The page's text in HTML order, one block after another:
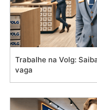
Trabalhe na Volg:
vaga